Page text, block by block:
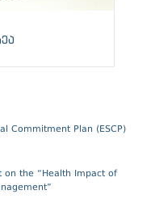
Commitment Plan (ESCP)
on the “Health Impact of